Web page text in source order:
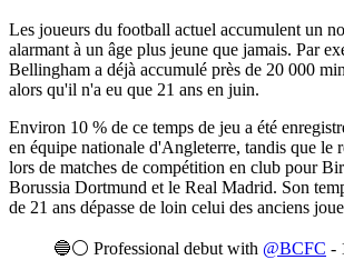
Les joueurs du football actuel accumulent un
alarmant à un âge plus jeune que jamais. Par
Bellingham a déjà accumulé près de 20 000
alors qu'il n'a eu que 21 ans en juin.
Environ 10 % de ce temps de jeu a été
en équipe nationale d'Angleterre, tandis que le
lors de matches de compétition en club pour
Borussia Dortmund et le Real Madrid. Son
de 21 ans dépasse de loin celui des anciens
🔵⚪️ Professional debut with @BCFC -